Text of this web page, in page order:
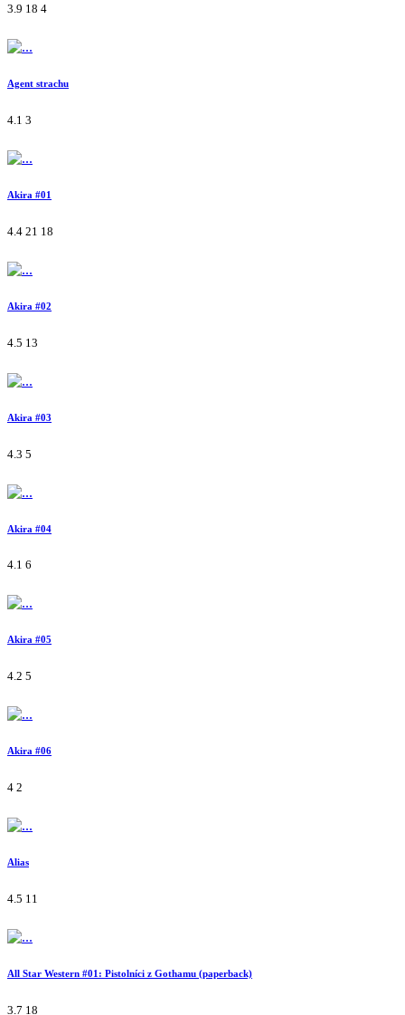
3.9 18 4
Agent strachu
4.1 3
Akira #01
4.4 21 18
Akira #02
4.5 13
Akira #03
4.3 5
Akira #04
4.1 6
Akira #05
4.2 5
Akira #06
4 2
Alias
4.5 11
All Star Western #01: Pistolníci z Gothamu (paperback)
3.7 18